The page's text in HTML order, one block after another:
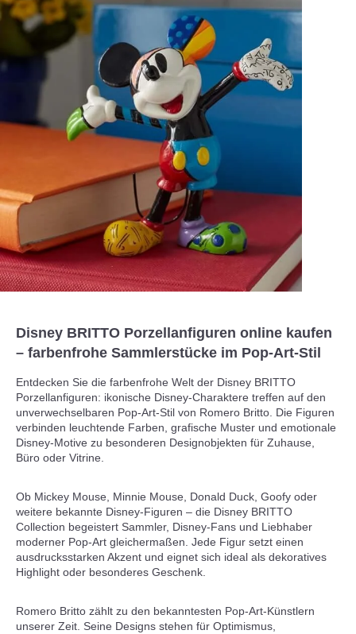
Disney BRITTO Porzellanfiguren online kaufen
– farbenfrohe Sammlerstücke im Pop-Art-Stil
Entdecken Sie die farbenfrohe Welt der Disney BRITTO
Porzellanfiguren: ikonische Disney-Charaktere treffen auf den
unverwechselbaren Pop-Art-Stil von Romero Britto. Die Figuren
verbinden leuchtende Farben, grafische Muster und emotionale
Disney-Motive zu besonderen Designobjekten für Zuhause,
Büro oder Vitrine.
Ob Mickey Mouse, Minnie Mouse, Donald Duck, Goofy oder
weitere bekannte Disney-Figuren – die Disney BRITTO
Collection begeistert Sammler, Disney-Fans und Liebhaber
moderner Pop-Art gleichermaßen. Jede Figur setzt einen
ausdrucksstarken Akzent und eignet sich ideal als dekoratives
Highlight oder besonderes Geschenk.
Romero Britto zählt zu den bekanntesten Pop-Art-Künstlern
unserer Zeit. Seine Designs stehen für Optimismus,